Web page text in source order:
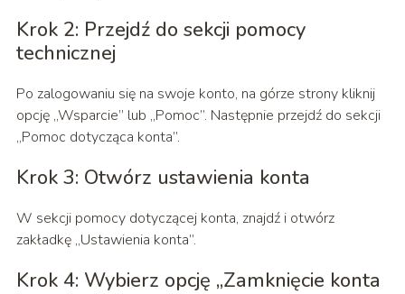
Krok 2: Przejdź do sekcji pomocy
technicznej
Po zalogowaniu się na swoje konto, na górze strony kliknij
opcję „Wsparcie” lub „Pomoc”. Następnie przejdź do sekcji
„Pomoc dotycząca konta”.
Krok 3: Otwórz ustawienia konta
W sekcji pomocy dotyczącej konta, znajdź i otwórz
zakładkę „Ustawienia konta”.
Krok 4: Wybierz opcję „Zamknięcie konta